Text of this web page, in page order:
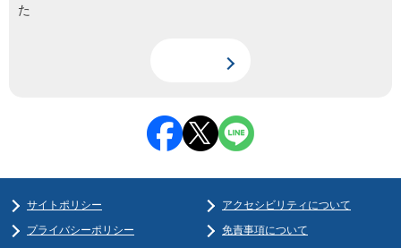
た
サイトポリシー
アクセシビリティについて
プライバシーポリシー
免責事項について